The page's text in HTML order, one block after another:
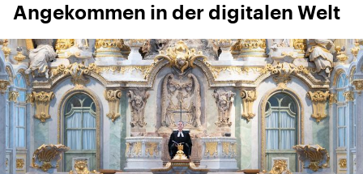
Angekommen in der digitalen Welt